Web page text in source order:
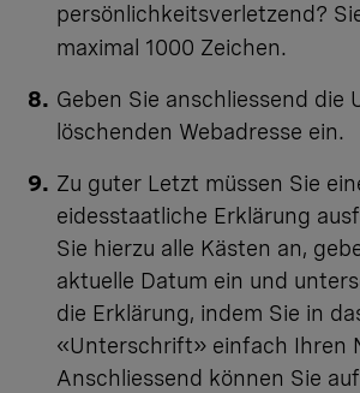
persönlichkeitsverletzend?
maximal 1000 Zeichen.
Geben Sie anschliessend die
löschenden Webadresse ein.
Zu guter Letzt müssen Sie
eidesstaatliche Erklärung
Sie hierzu alle Kästen an,
aktuelle Datum ein und
die Erklärung, indem Sie in
«Unterschrift» einfach Ihren
Anschliessend können Sie